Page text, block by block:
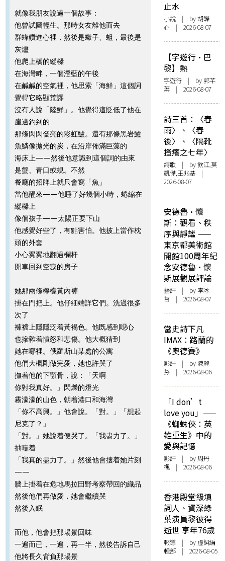
就像我朋友說過一個故事：
他曾試圖輕生。那時女友離他而去
群蜂鑽進心裡，然後是蠍子、蛆，最後是
灰燼
他爬上橋的縱樑
在海灣畔，一個澄藍的午後
在鹹鹹的空氣裡，他思索「海鮮」這個詞
覺得它略顯荒謬
沒有人說「陸鮮」。他覺得這貶低了他在
崖邊釣到的
那條閃閃發亮的彩虹鱸。還有那條黑岩鱸
魚鱗像拋光的炭，在沿岸佈滿巨藻的
海床上——然後他意識到這個詞的由來
是蟹、青口或蜆。不然
餐廳的招牌上就只會寫「魚」
當他醒來——他睡了好幾個小時，蜷縮在
縱樑上
像個孩子——太陽正要下山
他感覺好些了，有點害怕。他披上當作枕
頭的外套
小心翼翼地翻過欄杆
開車回到空寂的房子
她那兩條檸檬黃內褲
掛在門把上。他仔細端詳它們。洗過很多
次了
褲襠上隱隱泛着黃褐色。他既感到噁心
也摻雜着憤怒和悲傷。他大概猜到
她在哪裡。俄羅斯山某處的公寓
他們大概剛做完愛，她也許哭了
撫着他的下顎骨，說：「天啊
你對我真好。」閃爍的燈光
霧濛濛的山色，朝着港口和海灣
「你不高興。」他會說。「對。」「想起
尼克了？」
「對。」她說着便哭了。「我盡力了。」
抽噎着
「我真的盡力了。」然後他會摟着她片刻
——
牆上掛着在危地馬拉田野考察帶回的織品
然後他們再做愛，她會繼續哭
然後入眠
而他，他會把那場景回味
一遍而已，一遍，再一半，然後告訴自己
他將長久背負那場景
止水
小說 | by 胡韡
心 | 2026-08-07
【字遊行·巴
黎】熱
字遊行 | by 郭芊
葉 | 2026-08-07
詩三首：〈春
雨〉、〈春
後〉、〈隔靴
搔癢之七年〉
詩歌 | by 飲江,莫
凱傑,王兆基 |
2026-08-07
安德魯·懷
斯：觀看、秩
序與靜謐 ——
東京都美術館
開館100周年紀
念安德魯·懷
斯展觀展評論
藝評 | by 李冰
苔 | 2026-08-07
當史詩下凡
IMAX：路蘭的
《奧德賽》
影評 | by 陳麗
芬 | 2026-08-06
「I don’t
love you」——
《蜘蛛俠：英
雄重生》中的
愛與記憶
影評 | by周丹
楓 | 2026-08-06
香港殿堂級填
詞人、資深綠
葉演員黎彼得
逝世 享年76歲
報導 | by 虛詞編
輯部 | 2026-08-05